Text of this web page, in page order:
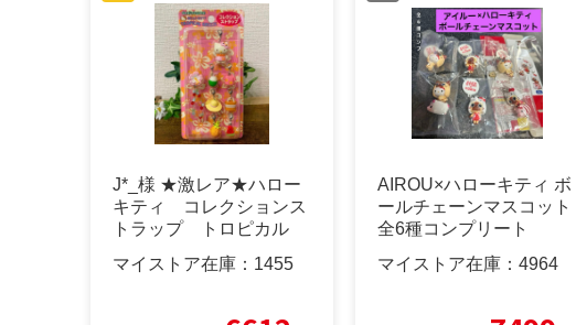
J*_様 ★激レア★ハロー
キティ コレクションス
トラップ トロピカル
マイストア在庫： 1455
AIROU×ハローキティ ボ
ールチェーンマスコット
全6種コンプリート
マイストア在庫： 4964